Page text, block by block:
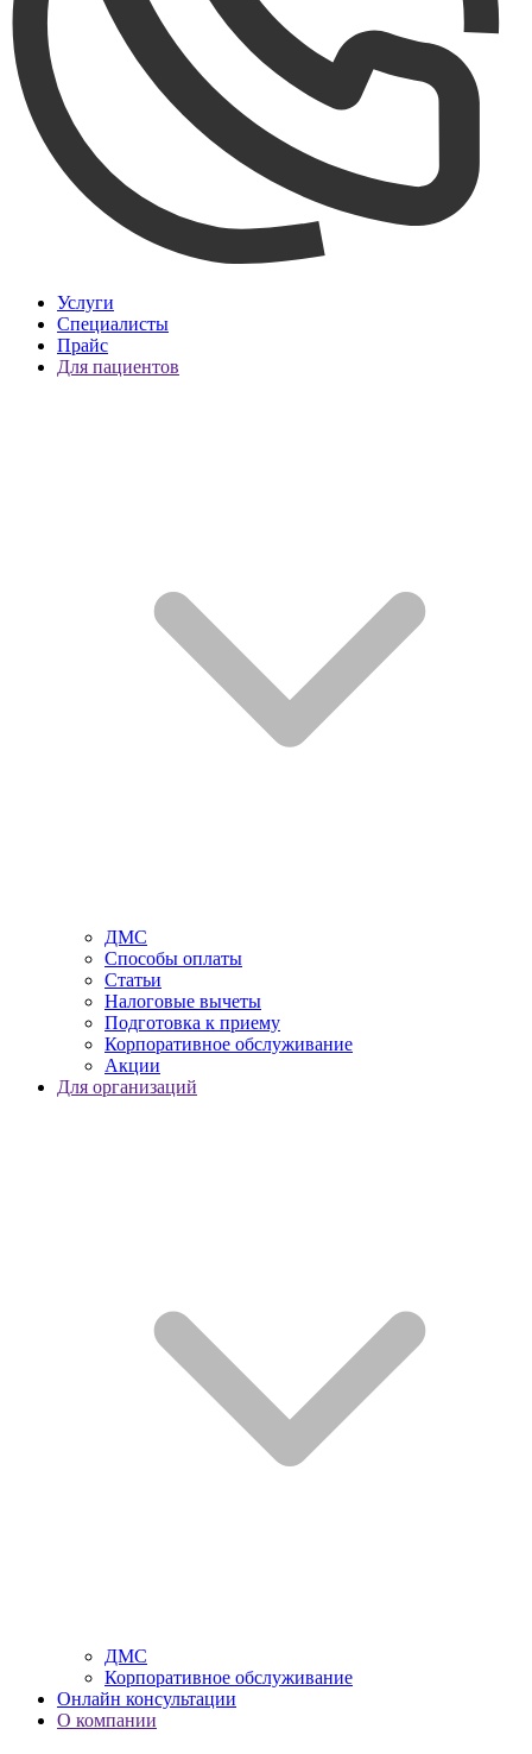
Услуги
Специалисты
Прайс
Для пациентов
ДМС
Способы оплаты
Статьи
Налоговые вычеты
Подготовка к приему
Корпоративное обслуживание
Акции
Для организаций
ДМС
Корпоративное обслуживание
Онлайн консультации
О компании